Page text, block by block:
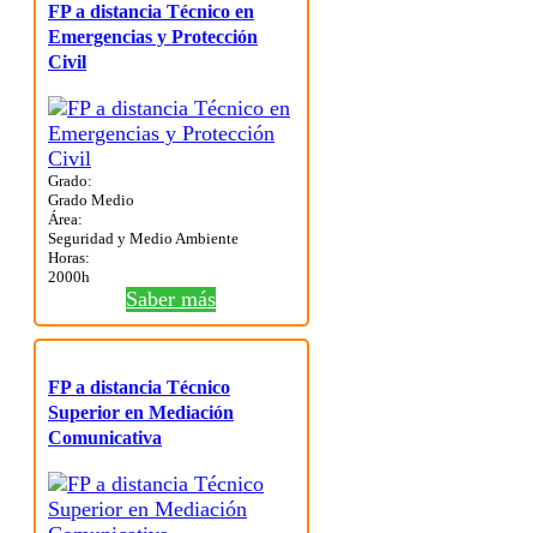
FP a distancia Técnico en
Emergencias y Protección
Civil
Grado:
Grado Medio
Área:
Seguridad y Medio Ambiente
Horas:
2000h
Saber más
FP a distancia Técnico
Superior en Mediación
Comunicativa